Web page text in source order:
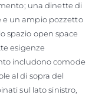
una dinette di
un ampio pozzetto
spazio open space
esigenze
includono comode
al di sopra del
sul lato sinistro,